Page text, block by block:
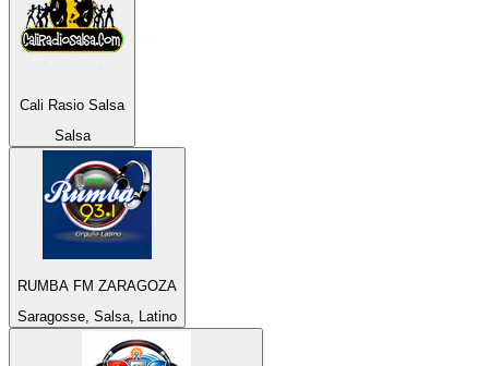
Cali Rasio Salsa
Salsa
RUMBA FM ZARAGOZA
Saragosse, Salsa, Latino